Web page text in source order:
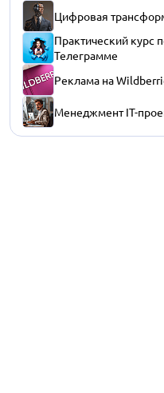
Цифровая
Практический курс
Телеграмме
Реклама на
Менеджмент IT-